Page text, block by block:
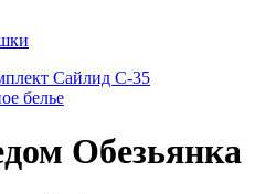
Сайлид С-35
белье
Обезьянка